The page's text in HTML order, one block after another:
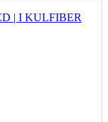
| I KULFIBER